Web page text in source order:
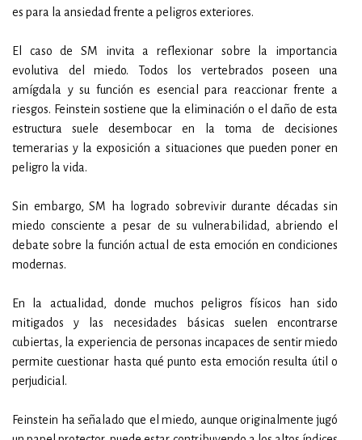
es para la ansiedad frente a peligros exteriores.
El caso de SM invita a reflexionar sobre la importancia
evolutiva del miedo. Todos los vertebrados poseen una
amígdala y su función es esencial para reaccionar frente a
riesgos. Feinstein sostiene que la eliminación o el daño de esta
estructura suele desembocar en la toma de decisiones
temerarias y la exposición a situaciones que pueden poner en
peligro la vida.
Sin embargo, SM ha logrado sobrevivir durante décadas sin
miedo consciente a pesar de su vulnerabilidad, abriendo el
debate sobre la función actual de esta emoción en condiciones
modernas.
En la actualidad, donde muchos peligros físicos han sido
mitigados y las necesidades básicas suelen encontrarse
cubiertas, la experiencia de personas incapaces de sentir miedo
permite cuestionar hasta qué punto esta emoción resulta útil o
perjudicial.
Feinstein ha señalado que el miedo, aunque originalmente jugó